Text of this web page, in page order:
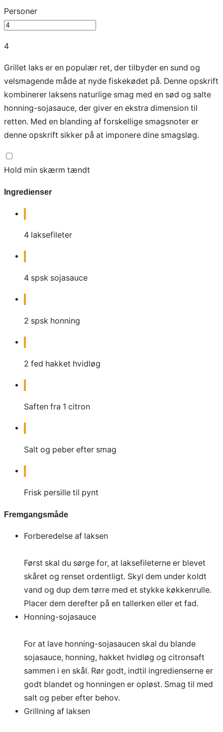
Personer
4
Grillet laks er en populær ret, der tilbyder en sund og
velsmagende måde at nyde fiskekødet på. Denne opskrift
kombinerer laksens naturlige smag med en sød og salte
honning-sojasauce, der giver en ekstra dimension til
retten. Med en blanding af forskellige smagsnoter er
denne opskrift sikker på at imponere dine smagsløg.
Hold min skærm tændt
Ingredienser
4 laksefileter
4 spsk sojasauce
2 spsk honning
2 fed hakket hvidløg
Saften fra 1 citron
Salt og peber efter smag
Frisk persille til pynt
Fremgangsmåde
Forberedelse af laksen
Først skal du sørge for, at laksefileterne er blevet
skåret og renset ordentligt. Skyl dem under koldt
vand og dup dem tørre med et stykke køkkenrulle.
Placer dem derefter på en tallerken eller et fad.
Honning-sojasauce
For at lave honning-sojasaucen skal du blande
sojasauce, honning, hakket hvidløg og citronsaft
sammen i en skål. Rør godt, indtil ingredienserne er
godt blandet og honningen er opløst. Smag til med
salt og peber efter behov.
Grillning af laksen